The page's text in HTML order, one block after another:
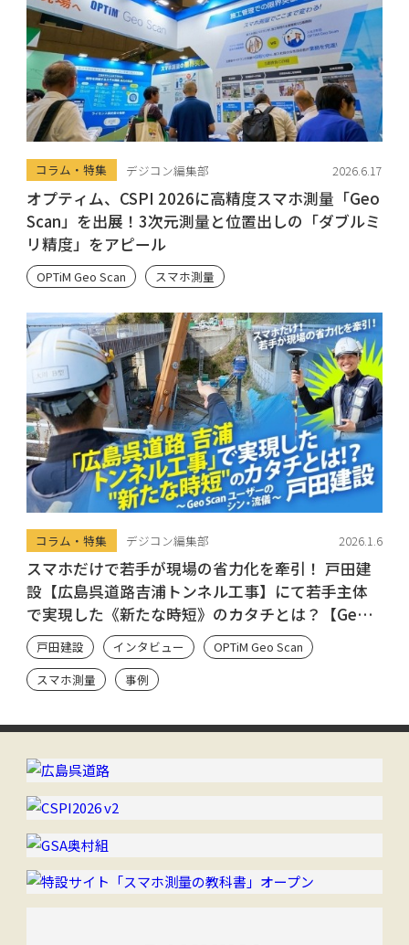
コラム・特集 デジコン編集部 2026.6.17
オプティム、CSPI 2026に高精度スマホ測量「Geo
Scan」を出展！3次元測量と位置出しの「ダブルミ
リ精度」をアピール
OPTiM Geo Scan スマホ測量
コラム・特集 デジコン編集部 2026.1.6
スマホだけで若手が現場の省力化を牽引！ 戸田建
設【広島呉道路吉浦トンネル工事】にて若手主体
で実現した《新たな時短》のカタチとは？【Geo
Scan ユーザーのシン・流儀】
戸田建設 インタビュー
OPTiM Geo Scan
スマホ測量
事例